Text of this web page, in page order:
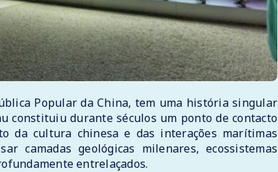
Popular da China, tem uma história singular
constituiu durante séculos um ponto de contacto
da cultura chinesa e das interações marítimas
camadas geológicas milenares, ecossistemas
entrelaçados.